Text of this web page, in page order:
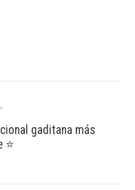
gaditana más
⭐